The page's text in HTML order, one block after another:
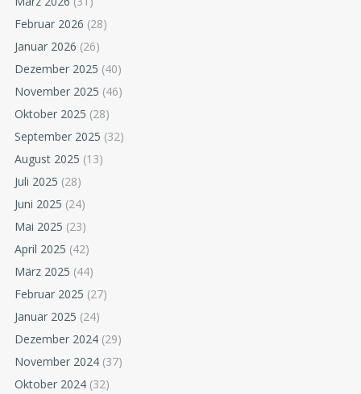
Februar 2026 (28)
Januar 2026 (26)
Dezember 2025 (40)
November 2025 (46)
Oktober 2025 (28)
September 2025 (32)
August 2025 (13)
Juli 2025 (28)
Juni 2025 (24)
Mai 2025 (23)
April 2025 (42)
März 2025 (44)
Februar 2025 (27)
Januar 2025 (24)
Dezember 2024 (29)
November 2024 (37)
Oktober 2024 (32)